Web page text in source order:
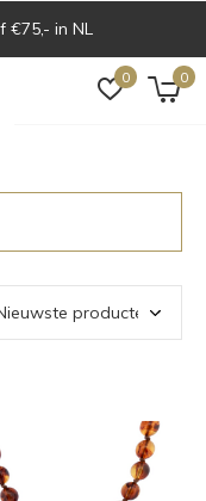
0 0
€75,- in NL